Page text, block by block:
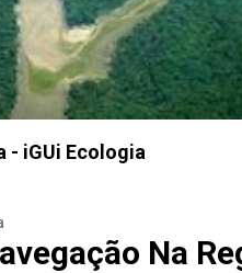
- iGUi Ecologia
Na